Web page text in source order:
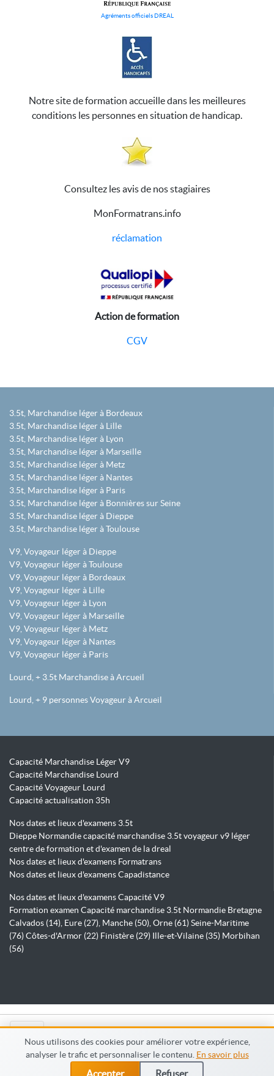
Nous utilisons des cookies pour améliorer votre expérience,
analyser le trafic et personnaliser le contenu. En savoir plus
Accepter Refuser
Agréments officiels DREAL
Notre site de formation accueille dans les meilleures
conditions les personnes en situation de handicap.
Consultez les avis de nos stagiaires
MonFormatrans.info
réclamation
Action de formation
CGV
3.5t, Marchandise léger à Bordeaux
3.5t, Marchandise léger à Lille
3.5t, Marchandise léger à Lyon
3.5t, Marchandise léger à Marseille
3.5t, Marchandise léger à Metz
3.5t, Marchandise léger à Nantes
3.5t, Marchandise léger à Paris
3.5t, Marchandise léger à Bonnières sur Seine
3.5t, Marchandise léger à Dieppe
3.5t, Marchandise léger à Toulouse
V9, Voyageur léger à Dieppe
V9, Voyageur léger à Toulouse
V9, Voyageur léger à Bordeaux
V9, Voyageur léger à Lille
V9, Voyageur léger à Lyon
V9, Voyageur léger à Marseille
V9, Voyageur léger à Metz
V9, Voyageur léger à Nantes
V9, Voyageur léger à Paris
Lourd, + 3.5t Marchandise à Arcueil
Lourd, + 9 personnes Voyageur à Arcueil
Capacité Marchandise Léger V9
Capacité Marchandise Lourd
Capacité Voyageur Lourd
Capacité actualisation 35h
Nos dates et lieux d'examens 3.5t
Dieppe Normandie capacité marchandise 3.5t voyageur v9 léger
centre de formation et d'examen de la dreal
Nos dates et lieux d'examens Formatrans
Nos dates et lieux d'examens Capadistance
Nos dates et lieux d'examens Capacité V9
Formation examen Capacité marchandise 3.5t Normandie Bretagne
Calvados (14), Eure (27), Manche (50), Orne (61) Seine-Maritime
(76) Côtes-d'Armor (22) Finistère (29) Ille-et-Vilaine (35) Morbihan
(56)
© Capadistance.fr 2026